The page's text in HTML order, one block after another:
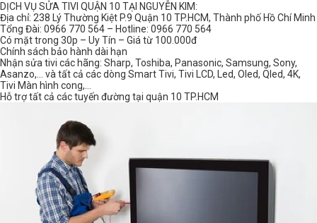
DỊCH VỤ SỬA TIVI QUẬN 10 TẠI NGUYỄN KIM:
Địa chỉ: 238 Lý Thường Kiệt P.9 Quận 10 TP.HCM, Thành phố Hồ Chí Minh
Tổng Đài: 0966 770 564 – Hotline: 0966 770 564
Có mặt trong 30p – Uy Tín – Giá từ 100.000đ
Chính sách bảo hành dài hạn
Nhận sửa tivi các hãng: Sharp, Toshiba, Panasonic, Samsung, Sony,
Asanzo,… và tất cả các dòng Smart Tivi, Tivi LCD, Led, Oled, Qled, 4K,
Tivi Màn hình cong,…
Hỗ trợ tất cả các tuyến đường tại quận 10 TP.HCM